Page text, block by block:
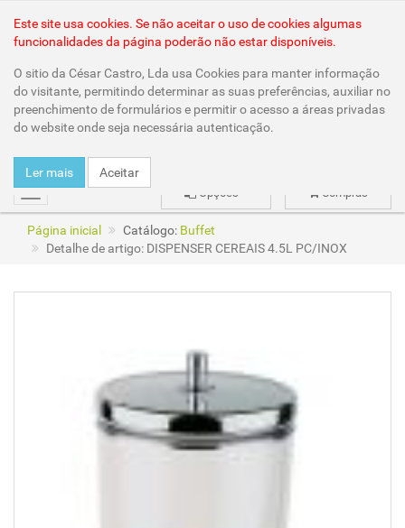
mudar Compras
Opções
Este site usa cookies. Se não aceitar o uso de cookies algumas
funcionalidades da página poderão não estar disponíveis.
O sitio da César Castro, Lda usa Cookies para manter informação
do visitante, permitindo determinar as suas preferências, auxiliar no
preenchimento de formulários e permitir o acesso a áreas privadas
do website onde seja necessária autenticação.
Ler mais Aceitar
Página inicial Catálogo: Buffet
Detalhe de artigo: DISPENSER CEREAIS 4.5L PC/INOX